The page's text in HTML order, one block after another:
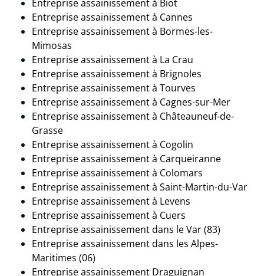
Entreprise assainissement à Biot
Entreprise assainissement à Cannes
Entreprise assainissement à Bormes-les-
Mimosas
Entreprise assainissement à La Crau
Entreprise assainissement à Brignoles
Entreprise assainissement à Tourves
Entreprise assainissement à Cagnes-sur-Mer
Entreprise assainissement à Châteauneuf-de-
Grasse
Entreprise assainissement à Cogolin
Entreprise assainissement à Carqueiranne
Entreprise assainissement à Colomars
Entreprise assainissement à Saint-Martin-du-Var
Entreprise assainissement à Levens
Entreprise assainissement à Cuers
Entreprise assainissement dans le Var (83)
Entreprise assainissement dans les Alpes-
Maritimes (06)
Entreprise assainissement Draguignan